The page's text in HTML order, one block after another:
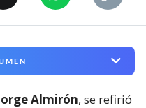
Almirón, se refirió